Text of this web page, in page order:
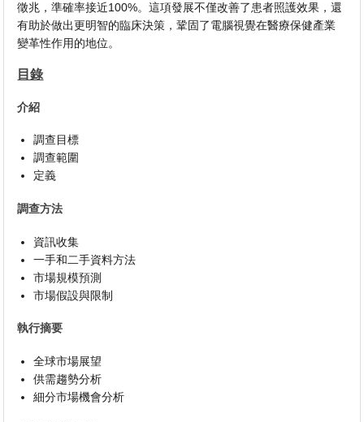
徵兆，準確率接近100%。這項發展不僅改善了患者照護效果，還
有助於做出更明智的臨床決策，鞏固了電腦視覺在醫療保健產業
變革性作用的地位。
目錄
介紹
調查目標
調查範圍
定義
調查方法
資訊收集
一手和二手資料方法
市場規模預測
市場假設與限制
執行摘要
全球市場展望
供需趨勢分析
細分市場機會分析